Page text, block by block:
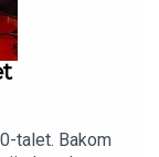
talet. Bakom